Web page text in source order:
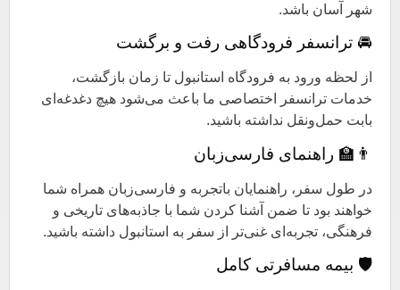
شهر آسان باشد.
🚘 ترانسفر فرودگاهی رفت و برگشت
از لحظه ورود به فرودگاه استانبول تا زمان بازگشت،
خدمات ترانسفر اختصاصی ما باعث می‌شود هیچ دغدغه‌ای
بابت حمل‌ونقل نداشته باشید.
👨‍🏫 راهنمای فارسی‌زبان
در طول سفر، راهنمایان باتجربه و فارسی‌زبان همراه شما
خواهند بود تا ضمن آشنا کردن شما با جاذبه‌های تاریخی و
فرهنگی، تجربه‌ای غنی‌تر از سفر به استانبول داشته باشید.
🛡 بیمه مسافرتی کامل